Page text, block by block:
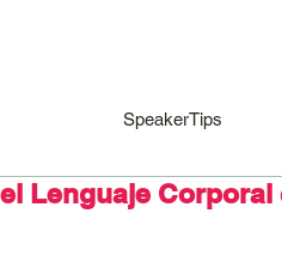
SpeakerTips
Lenguaje